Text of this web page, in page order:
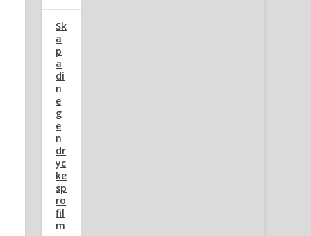
Sk
a
p
a
di
n
e
g
e
n
dr
yc
ke
sp
ro
fil
m